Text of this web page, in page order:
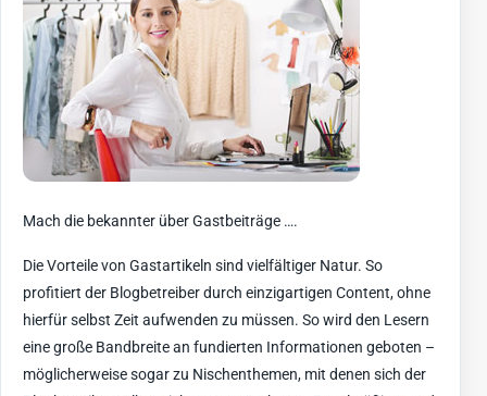
Mach die bekannter über Gastbeiträge ….
Die Vorteile von Gastartikeln sind vielfältiger Natur. So
profitiert der Blogbetreiber durch einzigartigen Content, ohne
hierfür selbst Zeit aufwenden zu müssen. So wird den Lesern
eine große Bandbreite an fundierten Informationen geboten –
möglicherweise sogar zu Nischenthemen, mit denen sich der